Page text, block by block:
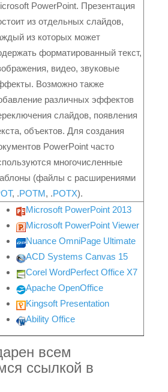
PowerPoint. Презентация
из отдельных слайдов,
из которых может
форматированный текст,
видео, звуковые
Возможно также
различных эффектов
слайдов, появления
объектов. Для создания
PowerPoint часто
многочисленные
(файлы с расширениями
, .POTM, .POTX).
Microsoft PowerPoint 2013
Microsoft PowerPoint Viewer
Nuance OmniPage Ultimate
ACD Systems Canvas 15
Corel WordPerfect Office X7
Apache OpenOffice
Kingsoft Presentation
Ability Office
всем
ссылкой в